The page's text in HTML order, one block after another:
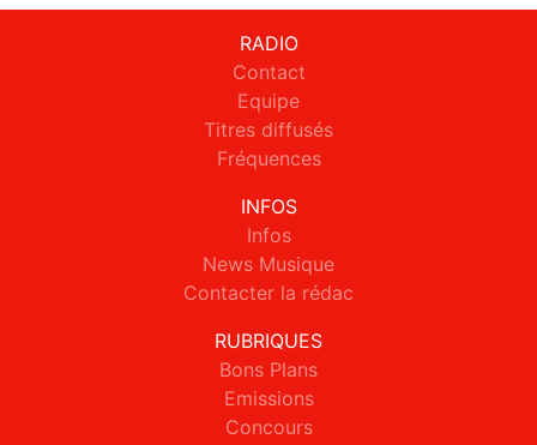
RADIO
Contact
Equipe
Titres diffusés
Fréquences
INFOS
Infos
News Musique
Contacter la rédac
RUBRIQUES
Bons Plans
Emissions
Concours